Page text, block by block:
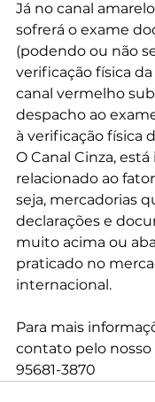
Já no canal
sofrerá o exame
(podendo ou não
verificação física
canal vermelho
despacho ao
à verificação física
O Canal Cinza,
relacionado ao
seja, mercadorias
declarações e
muito acima ou
praticado no
internacional.
Para mais
contato pelo nosso
95681-3870